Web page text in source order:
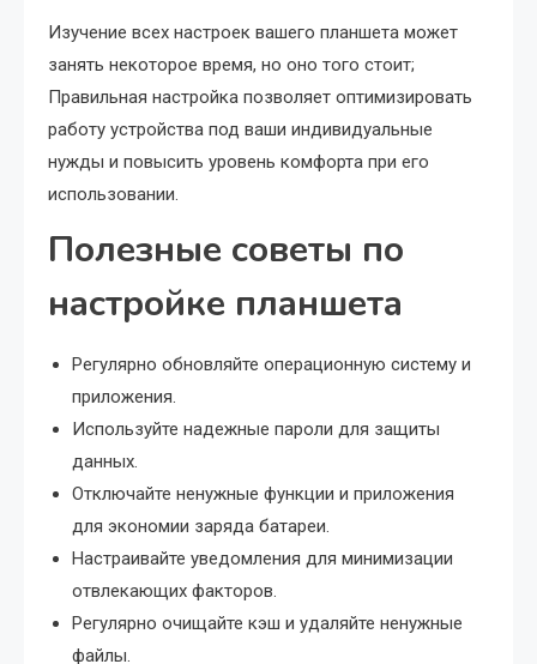
Изучение всех настроек вашего планшета может
занять некоторое время, но оно того стоит;
Правильная настройка позволяет оптимизировать
работу устройства под ваши индивидуальные
нужды и повысить уровень комфорта при его
использовании.
Полезные советы по
настройке планшета
Регулярно обновляйте операционную систему и
приложения.
Используйте надежные пароли для защиты
данных.
Отключайте ненужные функции и приложения
для экономии заряда батареи.
Настраивайте уведомления для минимизации
отвлекающих факторов.
Регулярно очищайте кэш и удаляйте ненужные
файлы.